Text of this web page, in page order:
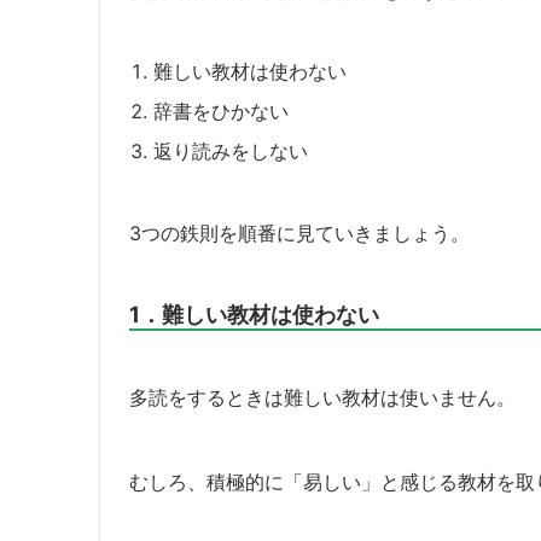
難しい教材は使わない
辞書をひかない
返り読みをしない
3つの鉄則を順番に見ていきましょう。
1．難しい教材は使わない
多読をするときは難しい教材は使いません。
むしろ、積極的に「易しい」と感じる教材を取